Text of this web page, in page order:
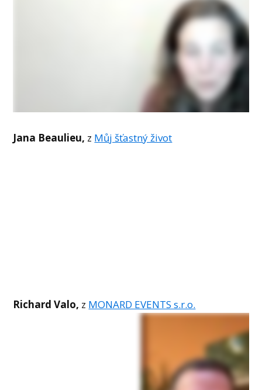
Jana Beaulieu, z Můj šťastný život
Richard Valo, z MONARD EVENTS s.r.o.